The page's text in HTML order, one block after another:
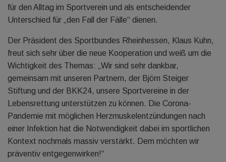
für den Alltag im Sportverein und als entscheidender
Unterschied für „den Fall der Fälle“ dienen.
Der Präsident des Sportbundes Rheinhessen, Klaus Kuhn,
freut sich sehr über die neue Kooperation und weiß um die
Wichtigkeit des Themas: „Wir sind sehr dankbar,
gemeinsam mit unseren Partnern, der Björn Steiger
Stiftung und der BKK24, unsere Sportvereine in der
Lebensrettung unterstützen zu können. Die Corona-
Pandemie mit möglichen Herzmuskelentzündungen nach
einer Infektion hat die Notwendigkeit dabei im sportlichen
Kontext nochmals massiv verstärkt. Dem möchten wir
präventiv entgegenwirken!“